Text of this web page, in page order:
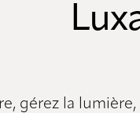
gérez la